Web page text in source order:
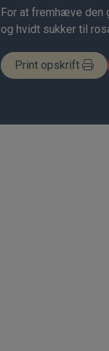
For at fremhæve den
og hvidt sukker til
Print opskrift